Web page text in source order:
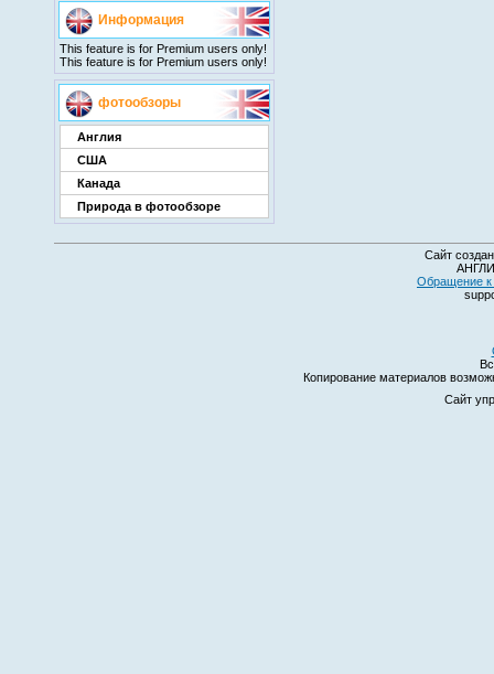
Информация
This feature is for Premium users only!
This feature is for Premium users only!
фотообзоры
Англия
США
Канада
Природа в фотообзоре
Сайт
Обращение к
Копирование материалов
Сайт